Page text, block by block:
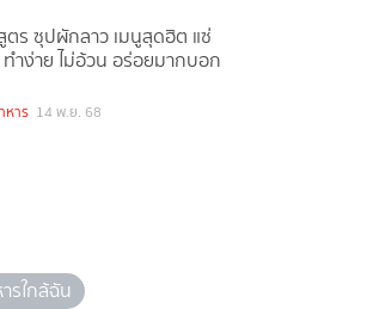
ตร ซุปผักลาว เมนูสุดฮิต แซ่
ำง่าย ไม่อ้วน อร่อยมากบอก
หาร 14 พ.ย. 68
รใกล้ฉัน